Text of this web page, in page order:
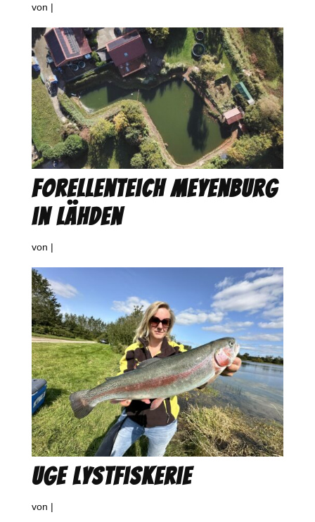
von |
Forellenteich Meyenburg
in Lähden
von |
Uge Lystfiskerie
von |